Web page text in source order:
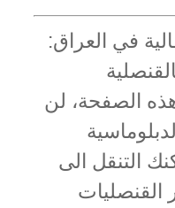
في العراق:
الصفحة، لن
التنقل الى
القنصليات